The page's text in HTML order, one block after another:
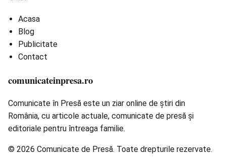
Acasa
Blog
Publicitate
Contact
comunicateinpresa.ro
Comunicate în Presă este un ziar online de știri din
România, cu articole actuale, comunicate de presă și
editoriale pentru întreaga familie.
© 2026 Comunicate de Presă. Toate drepturile rezervate.